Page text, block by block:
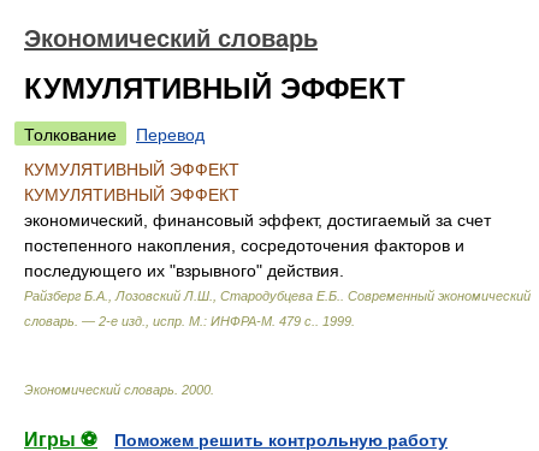
Экономический словарь
КУМУЛЯТИВНЫЙ ЭФФЕКТ
Толкование
Перевод
КУМУЛЯТИВНЫЙ ЭФФЕКТ
КУМУЛЯТИВНЫЙ ЭФФЕКТ
экономический, финансовый эффект, достигаемый за счет
постепенного накопления, сосредоточения факторов и
последующего их "взрывного" действия.
Райзберг Б.А., Лозовский Л.Ш., Стародубцева Е.Б.
Современный экономический
словарь. — 2-е изд., испр. М.: ИНФРА-М. 479 с.
1999
Экономический словарь 2000
Игры ⚽
Поможем решить контрольную работу